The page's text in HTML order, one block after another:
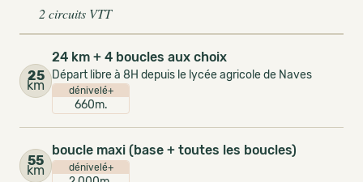
2 circuits VTT
25
km
24 km + 4 boucles aux choix
Départ libre à 8H depuis le lycée agricole de Naves
dénivelé+
660m.
55
km
boucle maxi (base + toutes les boucles)
dénivelé+